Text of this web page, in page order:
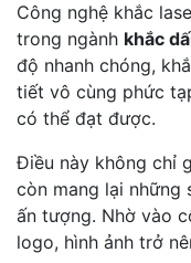
Công nghệ khắc
trong ngành khắc
độ nhanh chóng,
tiết vô cùng phức
có thể đạt được.
Điều này không chỉ
còn mang lại những
ấn tượng. Nhờ vào
logo, hình ảnh trở